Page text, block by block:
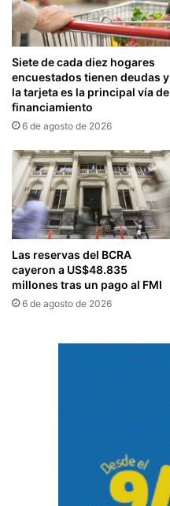
Siete de cada diez hogares
encuestados tienen deudas y
la tarjeta es la principal vía de
financiamiento
6 de agosto de 2026
Las reservas del BCRA
cayeron a US$48.835
millones tras un pago al FMI
6 de agosto de 2026